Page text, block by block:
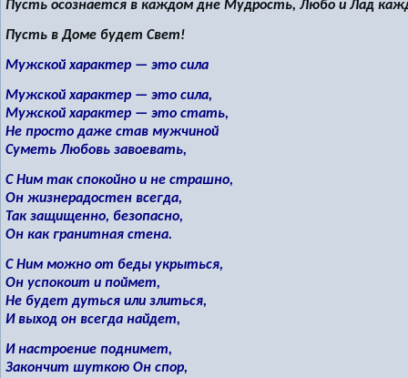
Пусть осознается в каждом дне Мудрость, Любо и Лад
Пусть в Доме будет Свет!
Мужской характер — это сила
Мужской характер — это сила,
Мужской характер — это стать,
Не просто даже став мужчиной
Суметь Любовь завоевать,
С Ним так спокойно и не страшно,
Он жизнерадостен всегда,
Так защищенно, безопасно,
Он как гранитная стена.
С Ним можно от беды укрыться,
Он успокоит и поймет,
Не будет дуться или злиться,
И выход он всегда найдет,
И настроение поднимет,
Закончит шуткою Он спор,